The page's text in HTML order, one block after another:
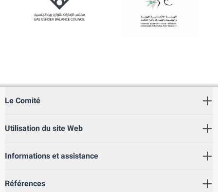
Le Comité
Utilisation du site Web
Informations et assistance
Références